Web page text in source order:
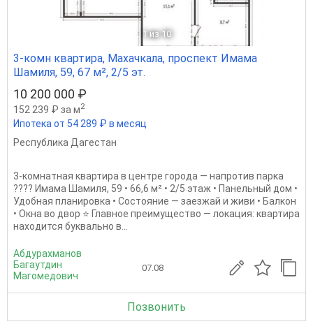
1 из 10
3-комн квартира, Махачкала, проспект Имама
Шамиля, 59, 67 м², 2/5 эт.
10 200 000 ₽
152 239 ₽ за м2
Ипотека от 54 289 ₽ в месяц
Республика Дагестан
3-комнатная квартира в центре города — напротив парка
???? Имама Шамиля, 59 • 66,6 м² • 2/5 этаж • Панельный дом •
Удобная планировка • Состояние — заезжай и живи • Балкон
• Окна во двор ⭐ Главное преимущество — локация: квартира
находится буквально в...
Абдурахманов
Багаутдин
Магомедович
07.08
Позвонить